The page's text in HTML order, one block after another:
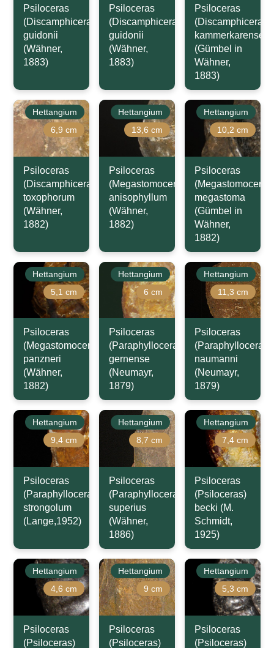
Psiloceras
(Discamphiceras)
guidonii
(Wähner,
1883)
Psiloceras
(Discamphiceras)
guidonii
(Wähner,
1883)
Psiloceras
(Discamphiceras)
kammerkarense
(Gümbel in
Wähner,
1883)
Hettangium
6,9 cm
Psiloceras
(Discamphiceras)
toxophorum
(Wähner,
1882)
Hettangium
13,6 cm
Psiloceras
(Megastomoceras)
anisophyllum
(Wähner,
1882)
Hettangium
10,2 cm
Psiloceras
megastoma
(Gümbel in
Wähner,
1882)
Hettangium
5,1 cm
Psiloceras
(Megastomoceras)
panzneri
(Wähner,
1882)
Hettangium
6 cm
Psiloceras
(Paraphylloceras)
gernense
(Neumayr,
1879)
Hettangium
11,3 cm
Psiloceras
(Paraphylloceras)
naumanni
(Neumayr,
1879)
Hettangium
9,4 cm
Psiloceras
(Paraphylloceras)
strongolum
(Lange,1952)
Hettangium
8,7 cm
Psiloceras
(Paraphylloceras)
superius
(Wähner,
1886)
Hettangium
7,4 cm
Psiloceras
(Psiloceras)
becki (M.
Schmidt,
1925)
Hettangium
4,6 cm
Psiloceras
(Psiloceras)
Hettangium
9 cm
Psiloceras
(Psiloceras)
Hettangium
5,3 cm
Psiloceras
(Psiloceras)